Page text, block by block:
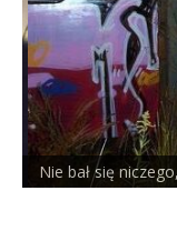
Nie bał się